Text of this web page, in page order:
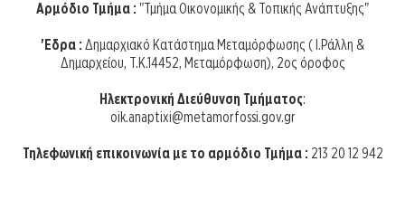
Αρμόδιο Τμήμα : "Τμήμα Οικονομικής & Τοπικής Ανάπτυξης"
'Εδρα : Δημαρχιακό Κατάστημα Μεταμόρφωσης ( Ι.Ράλλη &
Δημαρχείου, Τ.Κ.14452, Μεταμόρφωση), 2ος όροφος
Ηλεκτρονική Διεύθυνση Τμήματος:
oik.anaptixi@metamorfossi.gov.gr
Τηλεφωνική επικοινωνία με το αρμόδιο Τμήμα : 213 20 12 942